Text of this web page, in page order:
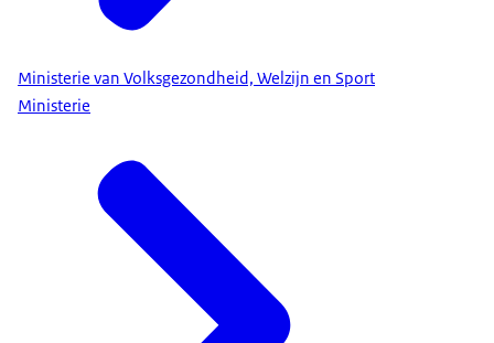
Ministerie van Volksgezondheid, Welzijn en Sport
Ministerie